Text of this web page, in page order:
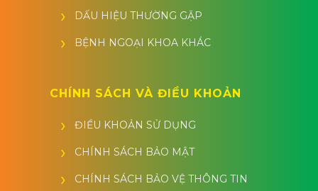
DẤU HIỆU THƯỜNG GẶP
BỆNH NGOẠI KHOA KHÁC
CHÍNH SÁCH VÀ ĐIỀU KHOẢN
ĐIỀU KHOẢN SỬ DỤNG
CHÍNH SÁCH BẢO MẬT
CHÍNH SÁCH BẢO VỆ THÔNG TIN